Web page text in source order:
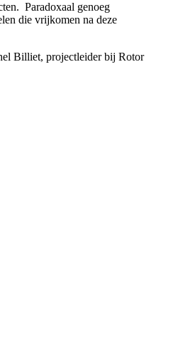
Paradoxaal genoeg
die vrijkomen na deze
Billiet, projectleider bij Rotor